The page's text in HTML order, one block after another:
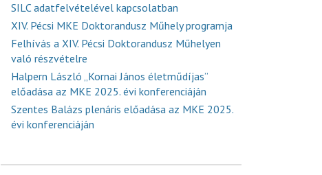
SILC adatfelvételével kapcsolatban
XIV. Pécsi MKE Doktorandusz Műhely programja
Felhívás a XIV. Pécsi Doktorandusz Műhelyen
való részvételre
Halpern László „Kornai János életműdíjas”
előadása az MKE 2025. évi konferenciáján
Szentes Balázs plenáris előadása az MKE 2025.
évi konferenciáján